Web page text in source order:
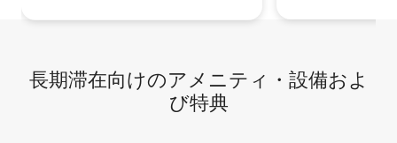
長期滞在向け⁠のア⁠メ⁠ニ⁠テ⁠ィ⁠・設⁠備⁠およ
び特⁠典